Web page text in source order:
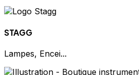
STAGG
Lampes, Encei...